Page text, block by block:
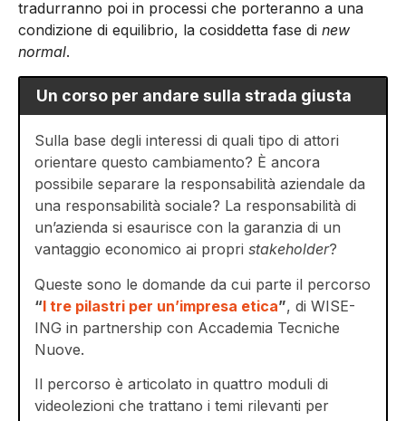
tradurranno poi in processi che porteranno a una
condizione di equilibrio, la cosiddetta fase di new
normal.
Un corso per andare sulla strada giusta
Sulla base degli interessi di quali tipo di attori
orientare questo cambiamento? È ancora
possibile separare la responsabilità aziendale da
una responsabilità sociale? La responsabilità di
un’azienda si esaurisce con la garanzia di un
vantaggio economico ai propri stakeholder?
Queste sono le domande da cui parte il percorso
“I tre pilastri per un’impresa etica”, di WISE-
ING in partnership con Accademia Tecniche
Nuove.
Il percorso è articolato in quattro moduli di
videolezioni che trattano i temi rilevanti per